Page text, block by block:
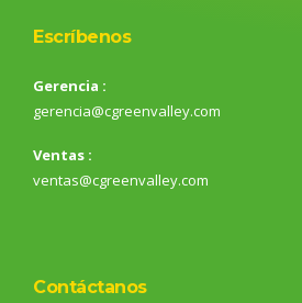
Escríbenos
Gerencia :
gerencia@cgreenvalley.com
Ventas :
ventas@cgreenvalley.com
Contáctanos